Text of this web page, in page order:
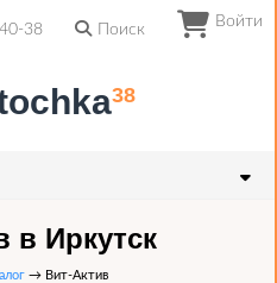
Войти
38 Поиск
38
в Иркутск
→ Вит-Актив